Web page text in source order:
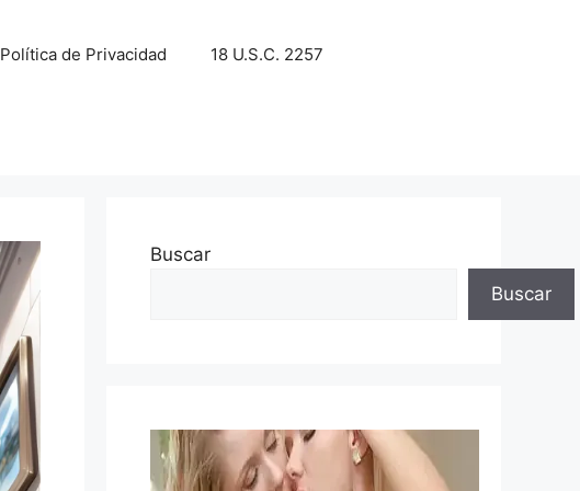
Política de Privacidad 18 U.S.C. 2257
Buscar
Buscar